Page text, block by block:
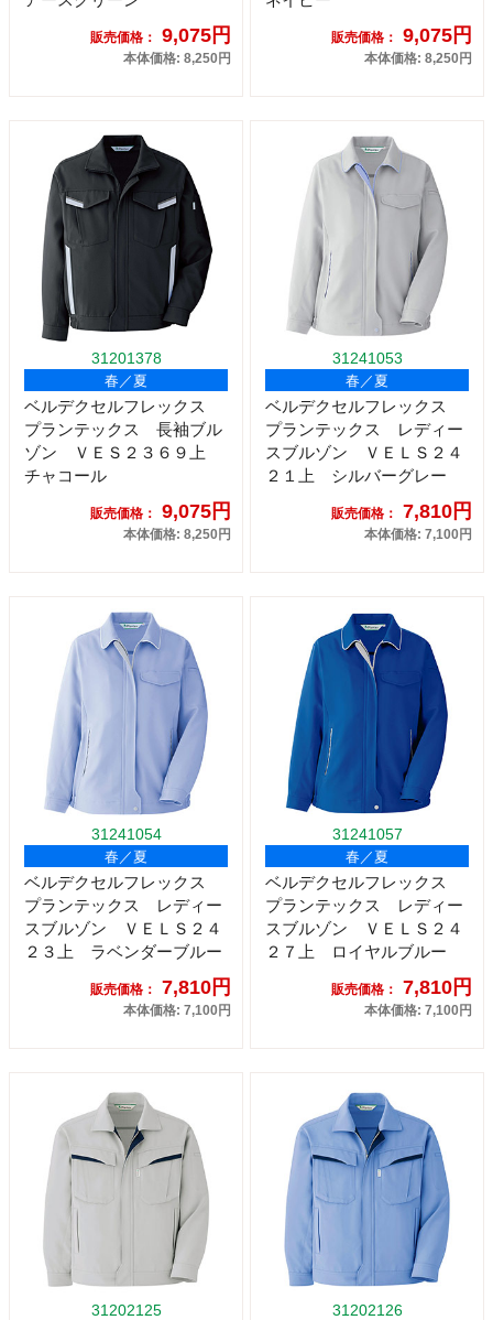
販売価格： 9,075円
本体価格: 8,250円
販売価格： 9,075円
本体価格: 8,250円
31201378
春／夏
ベルデクセルフレックス
プランテックス 長袖ブル
ゾン ＶＥＳ２３６９上
チャコール
販売価格： 9,075円
本体価格: 8,250円
31241053
春／夏
ベルデクセルフレックス
プランテックス レディー
スブルゾン ＶＥＬＳ２４
２１上 シルバーグレー
販売価格： 7,810円
本体価格: 7,100円
31241054
春／夏
ベルデクセルフレックス
プランテックス レディー
スブルゾン ＶＥＬＳ２４
２３上 ラベンダーブルー
販売価格： 7,810円
本体価格: 7,100円
31241057
春／夏
ベルデクセルフレックス
プランテックス レディー
スブルゾン ＶＥＬＳ２４
２７上 ロイヤルブルー
販売価格： 7,810円
本体価格: 7,100円
31202125 31202126